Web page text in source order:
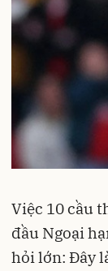
Việc 10 cầu
đầu Ngoại
hỏi lớn: Đây